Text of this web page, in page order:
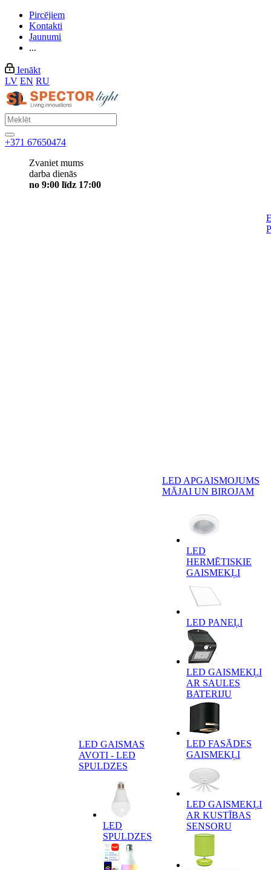
Pircējiem
Kontakti
Jaunumi
...
Ienākt
LV EN RU
+371 67650474
Zvaniet mums
darba dienās
no 9:00 līdz 17:00
LED GAISMAS
AVOTI - LED
SPULDZES
LED
SPULDZES
LED APGAISMOJUMS
MĀJAI UN BIROJAM
LED
HERMĒTISKIE
GAISMEKĻI
LED PANEĻI
LED GAISMEKĻI
AR SAULES
BATERIJU
LED FASĀDES
GAISMEKĻI
LED GAISMEKĻI
AR KUSTĪBAS
SENSORU